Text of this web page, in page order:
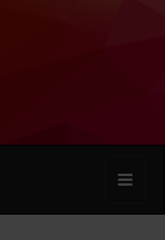
Toggle